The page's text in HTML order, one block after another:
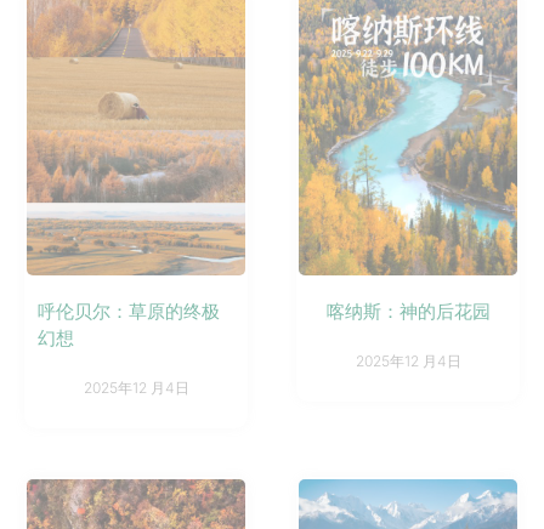
呼伦贝尔：草原的终极
幻想
2025年12 月4日
喀纳斯：神的后花园
2025年12 月4日